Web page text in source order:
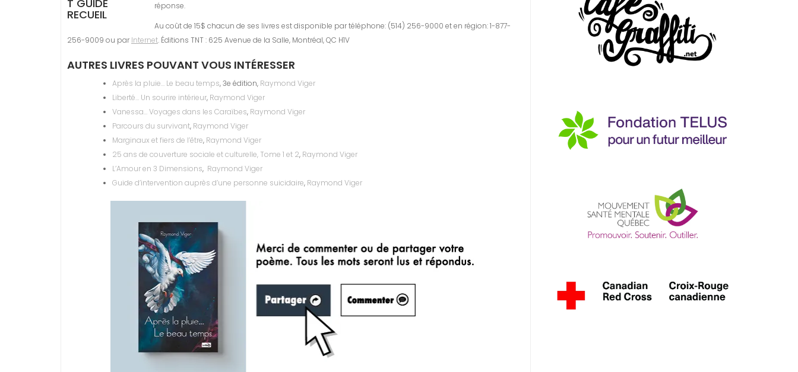
réponse.
Au coût de 15$ chacun de ses livres est disponible par téléphone: (514) 256-9000 et en région: 1-877-
256-9009 ou par Internet. Éditions TNT : 625 Avenue de la Salle, Montréal, QC H1V
AUTRES LIVRES POUVANT VOUS INTÉRESSER
Après la pluie… Le beau temps, 3e édition, Raymond Viger
Liberté… Un sourire intérieur, Raymond Viger
Vanessa… Voyages dans les Caraïbes, Raymond Viger
Parcours du survivant, Raymond Viger
Marginaux et fiers de l’être, Raymond Viger
25 ans de couverture sociale et culturelle, Tome 1 et 2, Raymond Viger
L’Amour en 3 Dimensions, Raymond Viger
Guide d’intervention auprès d’une personne suicidaire, Raymond Viger